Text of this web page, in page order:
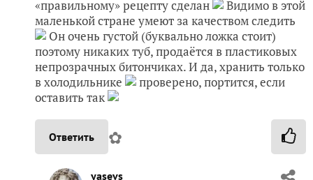
«правильному» рецепту сделан
Видимо в этой
маленькой стране умеют за качеством следить
Он очень густой (буквально ложка стоит)
поэтому никаких туб, продаётся в пластиковых
непрозрачных битончиках. И да, хранить только
в холодильнике
проверено, портится, если
оставить так
Ответить ✿
yasevs